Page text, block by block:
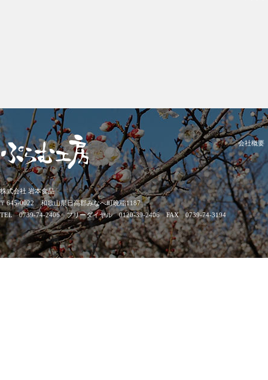
株式会社 岩本食品
〒645-0022 和歌山県日高郡みなべ町晩稲1187
TEL 0739-74-2406 フリーダイヤル 0120-39-2406 FAX 0739-74-3194
会社概要